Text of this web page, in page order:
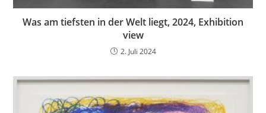
Was am tiefsten in der Welt liegt, 2024, Exhibition
view
2. Juli 2024